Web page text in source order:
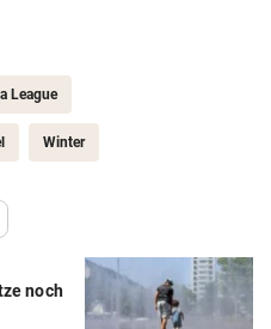
League
Winter
noch